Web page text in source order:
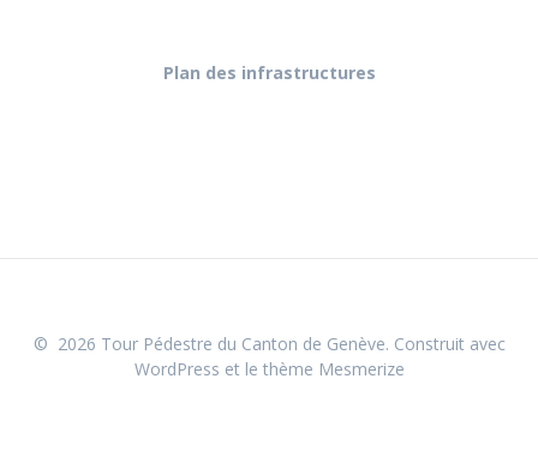
Plan des infrastructures
© 2026 Tour Pédestre du Canton de Genève. Construit avec
WordPress et le thème Mesmerize